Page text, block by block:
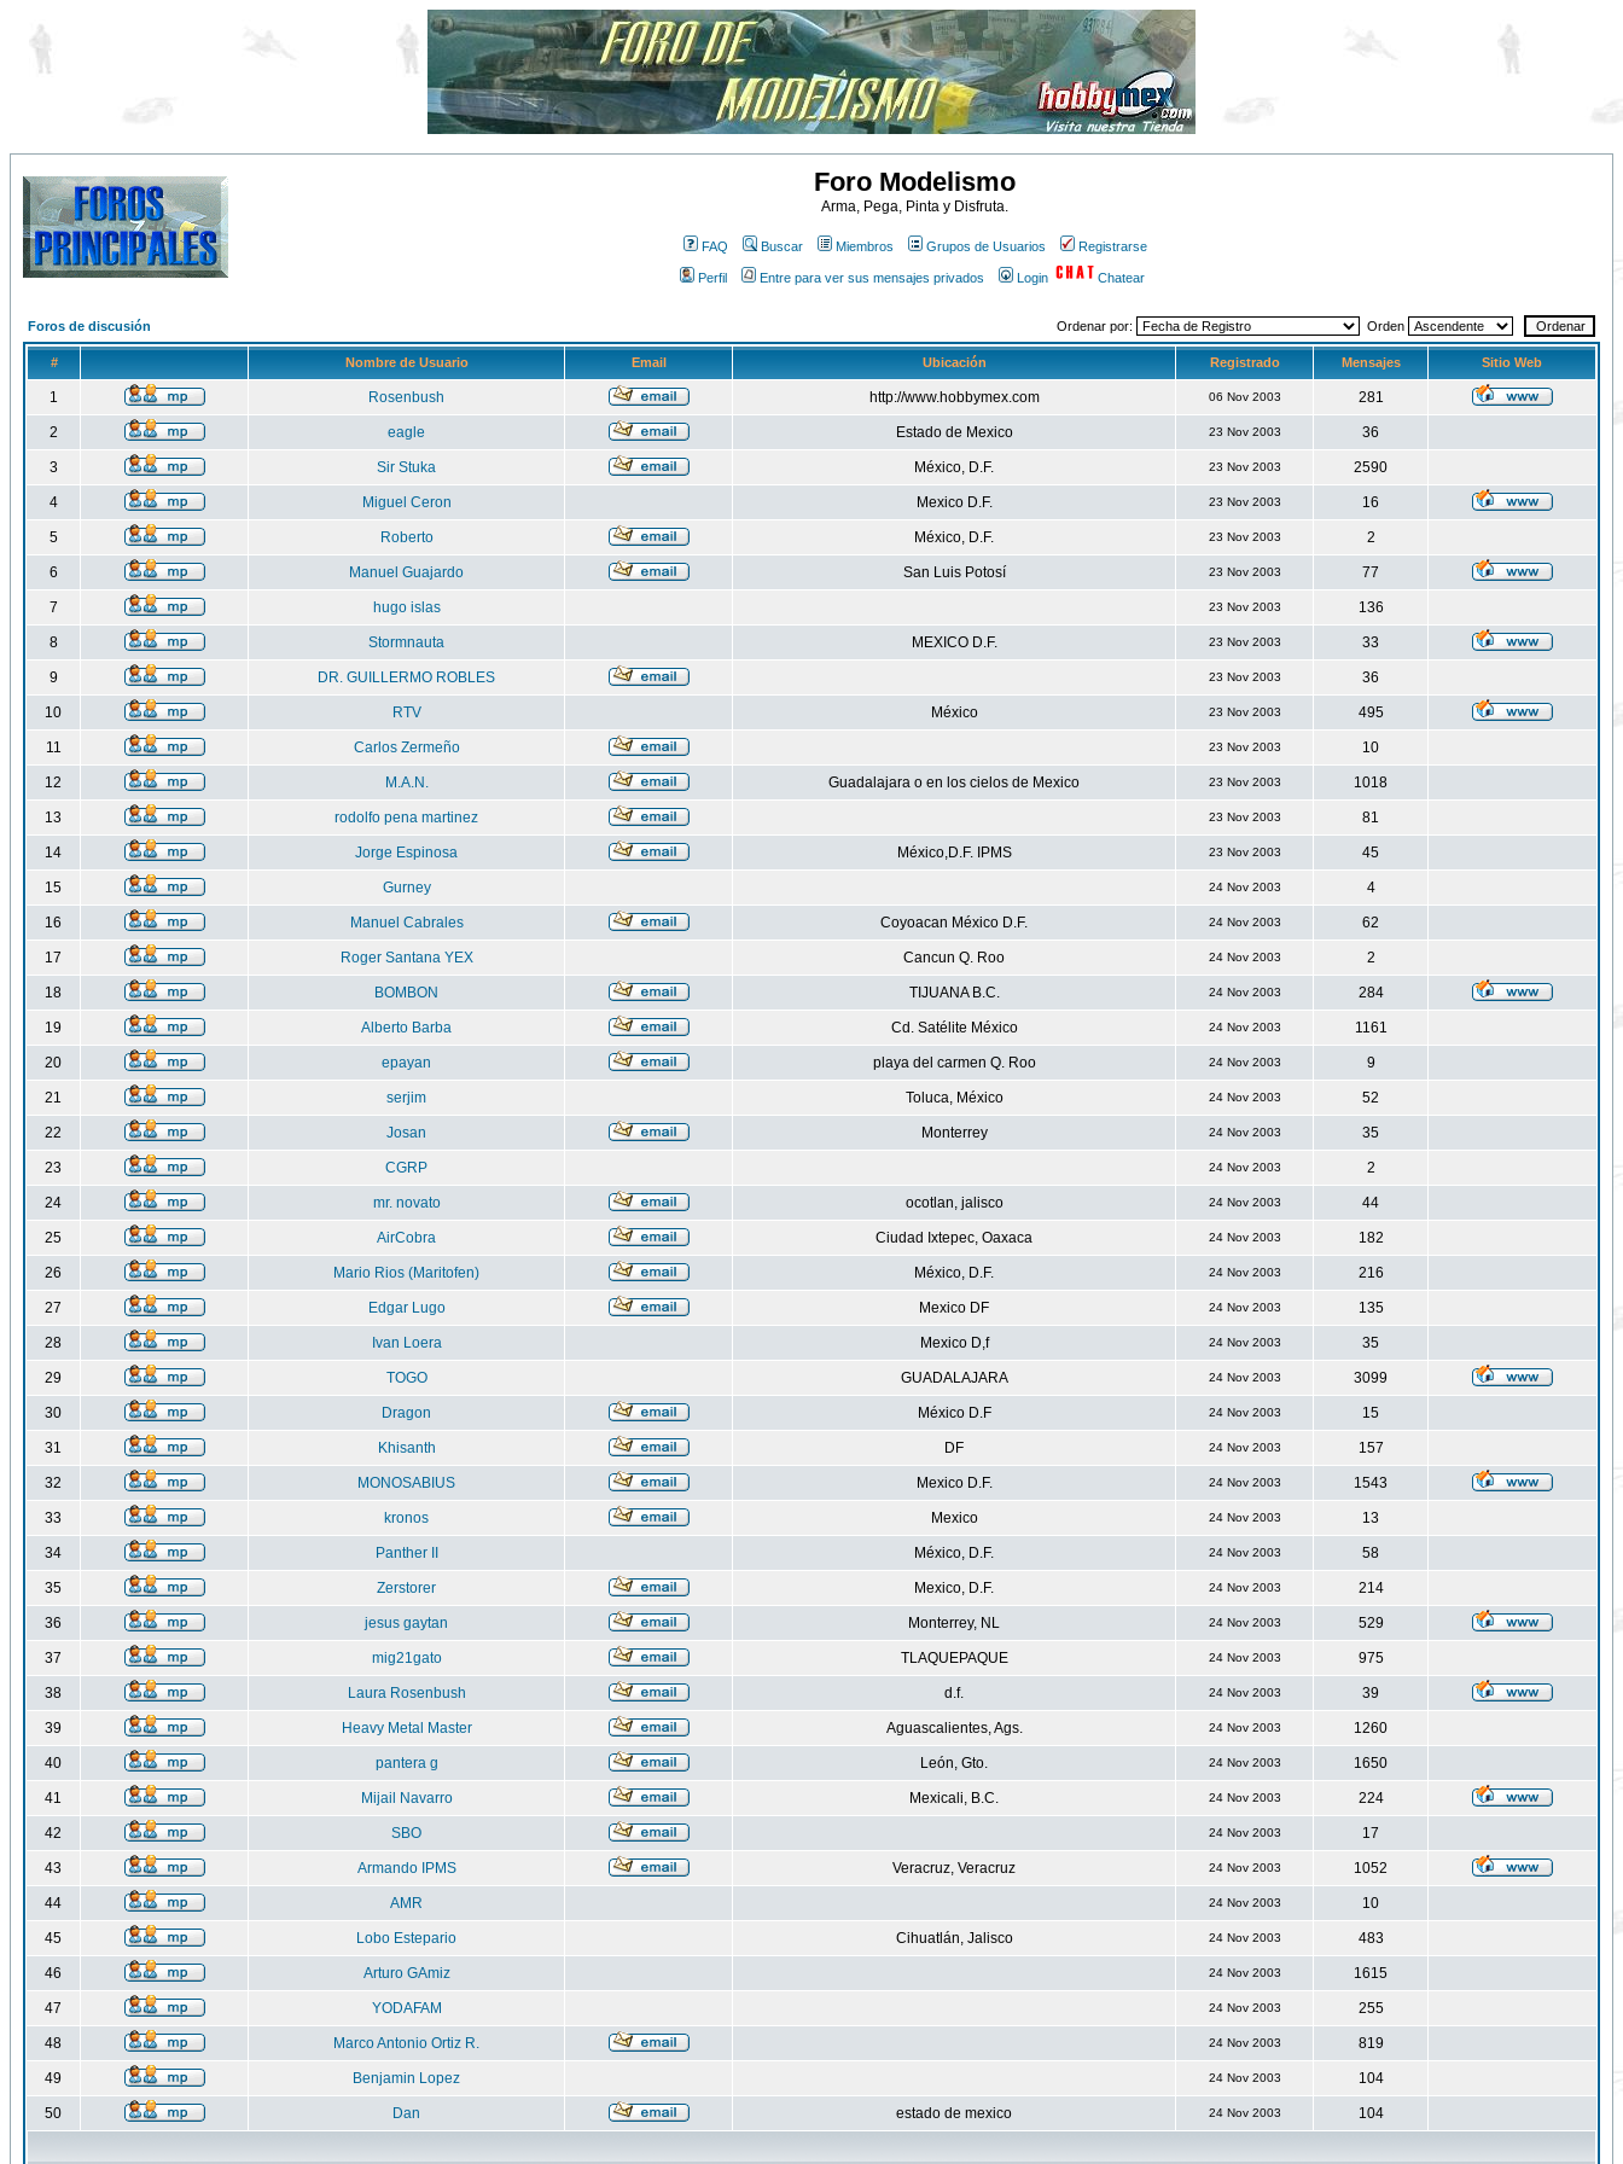
Foro Modelismo
Arma, Pega, Pinta y Disfruta.
FAQ Buscar Miembros Grupos de Usuarios Registrarse
Perfil Entre para ver sus mensajes privados Login Chatear
Foros de discusión Ordenar por: Orden
# Nombre de Usuario Email Ubicación Registrado Mensajes Sitio Web
1 Rosenbush http://www.hobbymex.com 06 Nov 2003 281
2 eagle Estado de Mexico 23 Nov 2003 36
3 Sir Stuka México, D.F. 23 Nov 2003 2590
4 Miguel Ceron Mexico D.F. 23 Nov 2003 16
5 Roberto México, D.F. 23 Nov 2003 2
6 Manuel Guajardo San Luis Potosí 23 Nov 2003 77
7 hugo islas 23 Nov 2003 136
8 Stormnauta MEXICO D.F. 23 Nov 2003 33
9 DR. GUILLERMO ROBLES 23 Nov 2003 36
10 RTV México 23 Nov 2003 495
11 Carlos Zermeño 23 Nov 2003 10
12 M.A.N. Guadalajara o en los cielos de Mexico 23 Nov 2003 1018
13 rodolfo pena martinez 23 Nov 2003 81
14 Jorge Espinosa México,D.F. IPMS 23 Nov 2003 45
15 Gurney 24 Nov 2003 4
16 Manuel Cabrales Coyoacan México D.F. 24 Nov 2003 62
17 Roger Santana YEX Cancun Q. Roo 24 Nov 2003 2
18 BOMBON TIJUANA B.C. 24 Nov 2003 284
19 Alberto Barba Cd. Satélite México 24 Nov 2003 1161
20 epayan playa del carmen Q. Roo 24 Nov 2003 9
21 serjim Toluca, México 24 Nov 2003 52
22 Josan Monterrey 24 Nov 2003 35
23 CGRP 24 Nov 2003 2
24 mr. novato ocotlan, jalisco 24 Nov 2003 44
25 AirCobra Ciudad Ixtepec, Oaxaca 24 Nov 2003 182
26 Mario Rios (Maritofen) México, D.F. 24 Nov 2003 216
27 Edgar Lugo Mexico DF 24 Nov 2003 135
28 Ivan Loera Mexico D,f 24 Nov 2003 35
29 TOGO GUADALAJARA 24 Nov 2003 3099
30 Dragon México D.F 24 Nov 2003 15
31 Khisanth DF 24 Nov 2003 157
32 MONOSABIUS Mexico D.F. 24 Nov 2003 1543
33 kronos Mexico 24 Nov 2003 13
34 Panther II México, D.F. 24 Nov 2003 58
35 Zerstorer Mexico, D.F. 24 Nov 2003 214
36 jesus gaytan Monterrey, NL 24 Nov 2003 529
37 mig21gato TLAQUEPAQUE 24 Nov 2003 975
38 Laura Rosenbush d.f. 24 Nov 2003 39
39 Heavy Metal Master Aguascalientes, Ags. 24 Nov 2003 1260
40 pantera g León, Gto. 24 Nov 2003 1650
41 Mijail Navarro Mexicali, B.C. 24 Nov 2003 224
42 SBO 24 Nov 2003 17
43 Armando IPMS Veracruz, Veracruz 24 Nov 2003 1052
44 AMR 24 Nov 2003 10
45 Lobo Estepario Cihuatlán, Jalisco 24 Nov 2003 483
46 Arturo GAmiz 24 Nov 2003 1615
47 YODAFAM 24 Nov 2003 255
48 Marco Antonio Ortiz R. 24 Nov 2003 819
49 Benjamin Lopez 24 Nov 2003 104
50 Dan estado de mexico 24 Nov 2003 104